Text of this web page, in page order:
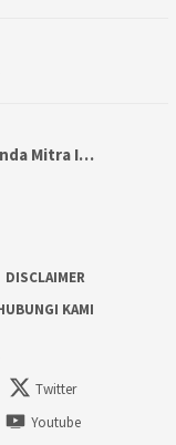
Mitra I…
DISCLAIMER
KAMI
Twitter
Youtube